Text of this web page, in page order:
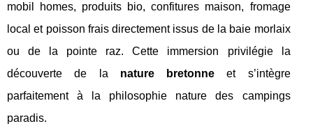
mobil homes, produits bio, confitures maison, fromage
local et poisson frais directement issus de la baie morlaix
ou de la pointe raz. Cette immersion privilégie la
découverte de la nature bretonne et s’intègre
parfaitement à la philosophie nature des campings
paradis.